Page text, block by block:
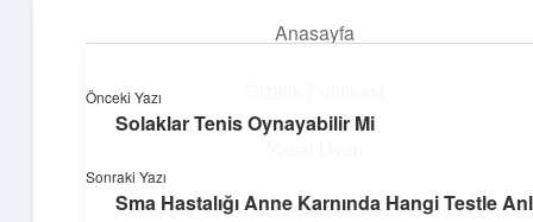
Anasayfa
Hakkımızda
Neşeli Bilgi Durağı
Hızlı hikayelerle gününü şenlendir!
Önceki Yazı
Solaklar Tenis Oynayabilir Mi
Sonraki Yazı
Sma Hastalığı Anne Karnında Hangi Testle